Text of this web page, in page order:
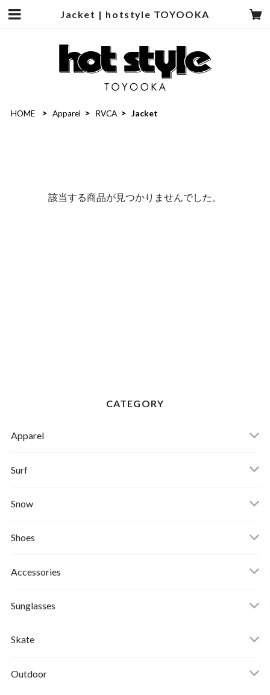
Jacket | hotstyle TOYOOKA
HOME Apparel RVCA Jacket
該当する商品が見つかりませんでした。
CATEGORY
Apparel
Banks Journal
Critical Slide(TCSS)
Afends
Roial
RVCA
ACER
Turn Me On
Surf
Surfboards
Wetsuits,Rush Guard
Snow
Board
Binding
Boots
Bc Gear
Goggle
Shoes
Sandals
Shoes
Winter Shoes
Accessories
Other
Sunglasses
Skate
Outdoor